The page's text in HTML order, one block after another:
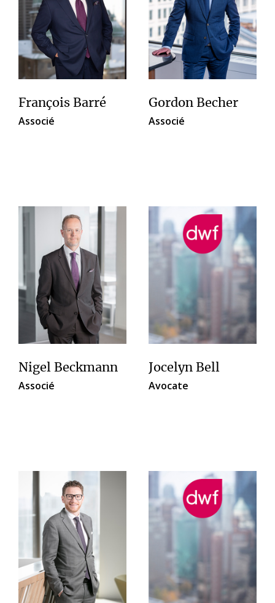
François Barré
Associé
Gordon Becher
Associé
Nigel Beckmann
Associé
Jocelyn Bell
Avocate